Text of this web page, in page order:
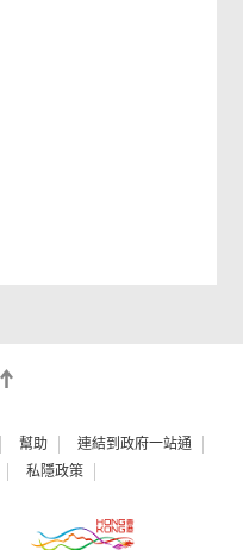
幫助
連結到政府一站通
私隱政策